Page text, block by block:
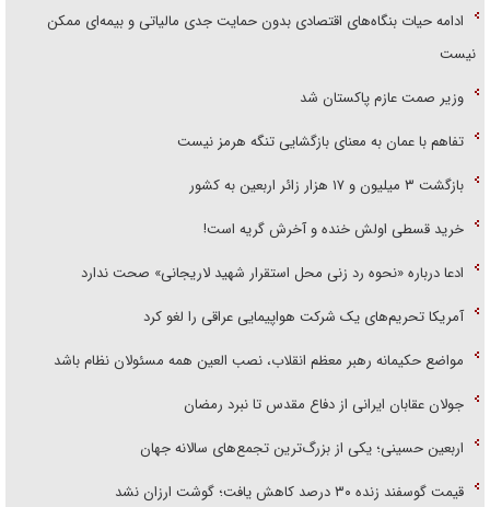
ادامه حیات بنگاه‌های اقتصادی بدون حمایت جدی مالیاتی و بیمه‌ای ممکن
نیست
وزیر صمت عازم پاکستان شد
تفاهم با عمان به معنای بازگشایی تنگه هرمز نیست
بازگشت ۳ میلیون و ۱۷ هزار زائر اربعین به کشور
خرید قسطی اولش خنده و آخرش گریه است!
ادعا درباره «نحوه رد زنی محل استقرار شهید لاریجانی» صحت ندارد
آمریکا تحریم‌های یک شرکت هواپیمایی عراقی را لغو کرد
مواضع حکیمانه رهبر معظم انقلاب، نصب العین همه مسئولان نظام باشد
جولان عقابان ایرانی از دفاع مقدس تا نبرد رمضان
اربعین حسینی؛ یکی از بزرگ‌ترین تجمع‌های سالانه جهان
قیمت گوسفند زنده ۳۰ درصد کاهش یافت؛ گوشت ارزان نشد